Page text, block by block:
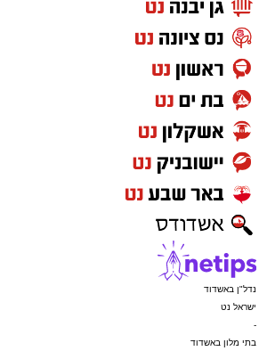
נדל"ן באשדוד
ישראל נט
-
בתי מלון באשדוד